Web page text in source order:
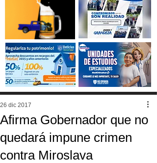
Afirma Gobernador que no
quedará impune crimen
contra Miroslava
26 dic 2017